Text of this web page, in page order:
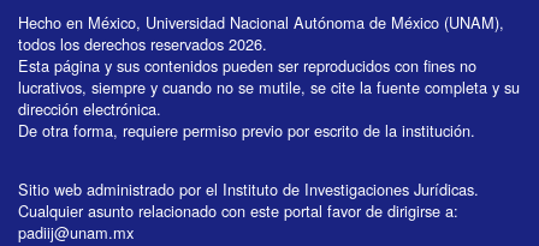
Hecho en México, Universidad Nacional Autónoma de México (UNAM),
todos los derechos reservados 2026.
Esta página y sus contenidos pueden ser reproducidos con fines no
lucrativos, siempre y cuando no se mutile, se cite la fuente completa y su
dirección electrónica.
De otra forma, requiere permiso previo por escrito de la institución.
Sitio web administrado por el Instituto de Investigaciones Jurídicas.
Cualquier asunto relacionado con este portal favor de dirigirse a:
padiij@unam.mx